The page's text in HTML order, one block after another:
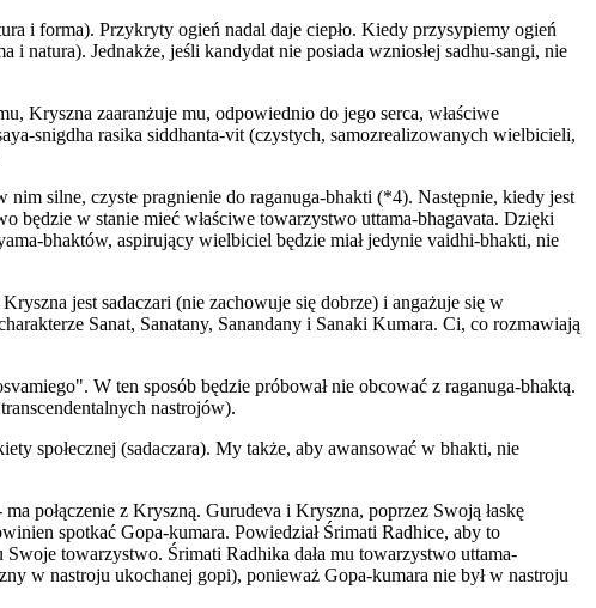
i forma). Przykryty ogień nadal daje ciepło. Kiedy przysypiemy ogień
natura). Jednakże, jeśli kandydat nie posiada wzniosłej sadhu-sangi, nie
Kryszna zaaranżuje mu, odpowiednio do jego serca, właściwe
snigdha rasika siddhanta-vit (czystych, samozrealizowanych wielbicieli,
silne, czyste pragnienie do raganuga-bhakti (*4). Następnie, kiedy jest
w stanie mieć właściwe towarzystwo uttama-bhagavata. Dzięki
bhaktów, aspirujący wielbiciel będzie miał jedynie vaidhi-bhakti, nie
jest sadaczari (nie zachowuje się dobrze) i angażuje się w
Sanat, Sanatany, Sanandany i Sanaki Kumara. Ci, co rozmawiają
W ten sposób będzie próbował nie obcować z raganuga-bhaktą.
nastrojów).
społecznej (sadaczara). My także, aby awansować w bhakti, nie
połączenie z Kryszną. Gurudeva i Kryszna, poprzez Swoją łaskę
spotkać Gopa-kumara. Powiedział Śrimati Radhice, aby to
Swoje towarzystwo. Śrimati Radhika dała mu towarzystwo uttama-
w nastroju ukochanej gopi), ponieważ Gopa-kumara nie był w nastroju